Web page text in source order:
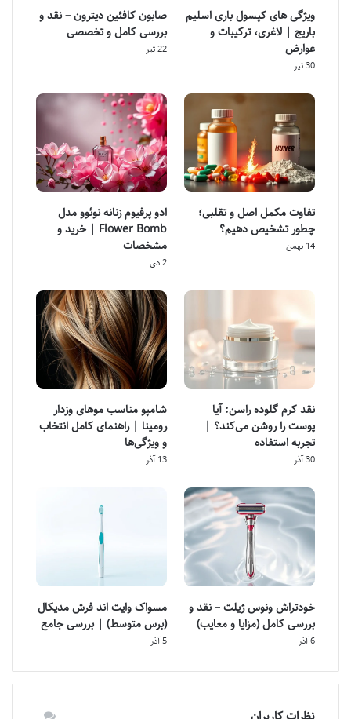
ویژگی های کپسول باری اسلیم
باریج | لاغری، ترکیبات و
عوارض
30 تیر
صابون کافئین دیترون – نقد و
بررسی کامل و تخصصی
22 تیر
تفاوت مکمل اصل و تقلبی؛
چطور تشخیص دهیم؟
14 بهمن
ادو پرفیوم زنانه نوئوو مدل
Flower Bomb | خرید و
مشخصات
2 دی
نقد کرم گلوده راسن: آیا
پوست را روشن می‌کند؟ |
تجربه استفاده
30 آذر
شامپو مناسب موهای وزدار
رومینا | راهنمای کامل انتخاب
و ویژگی‌ها
13 آذر
خودتراش ونوس ژیلت – نقد و
بررسی کامل (مزایا و معایب)
6 آذر
مسواک وایت اند فرش مدیکال
(برس متوسط) | بررسی جامع
5 آذر